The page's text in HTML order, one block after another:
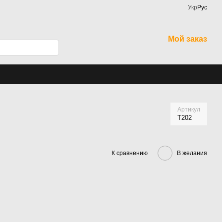
Укр Рус
Мой заказ
Артикул
Т202
К сравнению В желания